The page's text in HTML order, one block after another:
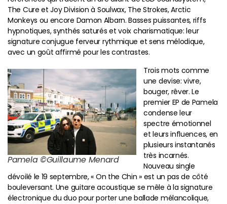
The Cure et Joy Division à Soulwax, The Strokes, Arctic
Monkeys ou encore Damon Albarn. Basses puissantes, riffs
hypnotiques, synthés saturés et voix charismatique: leur
signature conjugue ferveur rythmique et sens mélodique,
avec un goût affirmé pour les contrastes.
Pamela ©Guillaume Menard
Trois mots comme
une devise: vivre,
bouger, rêver. Le
premier EP de Pamela
condense leur
spectre émotionnel
et leurs influences, en
plusieurs instantanés
très incarnés.
Nouveau single
dévoilé le 19 septembre, « On the Chin » est un pas de côté
bouleversant. Une guitare acoustique se mêle à la signature
électronique du duo pour porter une ballade mélancolique,